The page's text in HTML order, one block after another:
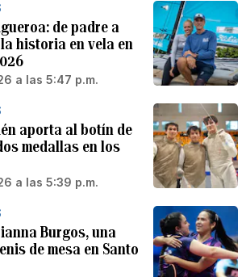
de padre a
historia en vela en
a las 5:47 p.m.
aporta al botín de
medallas en los
a las 5:39 p.m.
Burgos, una
de mesa en Santo